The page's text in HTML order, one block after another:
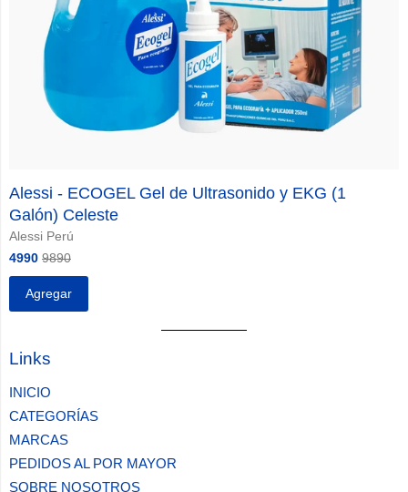
Alessi - ECOGEL Gel de Ultrasonido y EKG (1
Galón) Celeste
Alessi Perú
4990 9890
Agregar
separator
Links
INICIO
CATEGORÍAS
MARCAS
PEDIDOS AL POR MAYOR
SOBRE NOSOTROS